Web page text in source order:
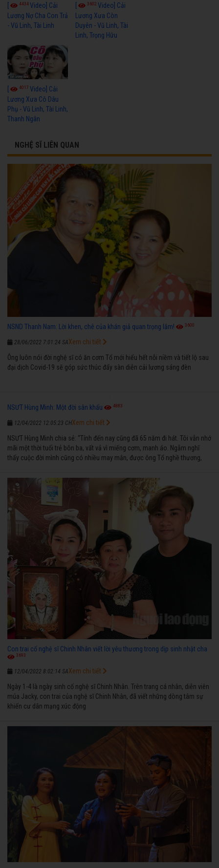
4434Video] Cải
Lương Nợ Cha Con Trả
- Vũ Linh, Tài Linh
3602Video] Cải
Lương Xưa Còn
Duyên - Vũ Linh, Tài
Linh, Trọng Hữu
[ 4017 Video] Cải
Lương Xưa Cô Dâu
Phụ - Vũ Linh, Tài Linh,
Thanh Ngân
NGHỆ SĨ LIÊN QUAN
NSND Thanh Nam: Lời khen, chê của khán giả quan trọng lắm! 3600
28/06/2022 7:01:24 SA
Ông luôn nói đời nghệ sĩ có ăn cơm Tổ mới hiểu hết nỗi niềm và tiết lộ sau
đại dịch Covid-19 sẽ góp sức thúc đẩy sàn diễn cải lương sáng đèn
Xem chi tiết
NSƯT Hùng Minh: Một đời sân khấu 4883
12/04/2022 12:05:23 CH
NSƯT Hùng Minh chia sẻ: “Tính đến nay cũng đã 65 năm đi hát. Tôi vẫn nhớ
mãi một thời tuổi trẻ bôn ba, vất vả vì miếng cơm, manh áo. Ngẫm nghĩ
thấy cuộc đời mình cũng có nhiều may mắn, được ông Tổ nghề thương,
ngược nhận được những cơ may để từng bước thành danh với nghiệp ca
diễn”.
Xem chi tiết
Con trai cố nghệ sĩ Chinh Nhân viết lời yêu thương trong dịp sinh nhật cha
3693
12/04/2022 8:02:14 SA
Ngày 1-4 là ngày sinh cố nghệ sĩ Chinh Nhân. Trên trang cá nhân, diễn viên
múa Jacky, con trai của nghệ sĩ Chinh Nhân, đã viết những dòng tâm sự
khiến cư dân mạng xúc động
Xem chi tiết